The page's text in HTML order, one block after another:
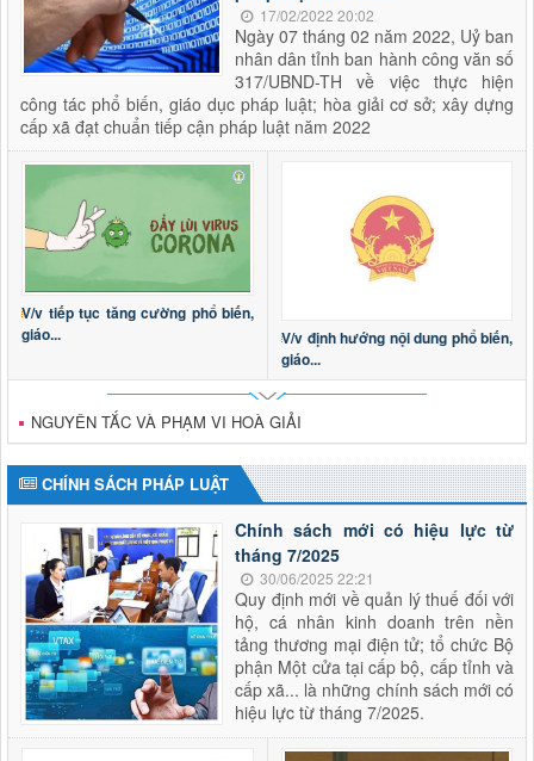
Thời gian đăng: 15/10/2025
lượt xem: 503 | lượt tải:284
17/02/2022 20:02
Ngày 07 tháng 02 năm 2022, Uỷ ban
nhân dân tỉnh ban hành công văn số
317/UBND-TH về việc thực hiện
công tác phổ biến, giáo dục pháp luật; hòa giải cơ sở; xây dựng
cấp xã đạt chuẩn tiếp cận pháp luật năm 2022
V/v tiếp tục tăng cường phổ biến,
giáo...
V/v định hướng nội dung phổ biến,
giáo...
NGUYÊN TẮC VÀ PHẠM VI HOÀ GIẢI
CHÍNH SÁCH PHÁP LUẬT
Chính sách mới có hiệu lực từ
tháng 7/2025
30/06/2025 22:21
Quy định mới về quản lý thuế đối với
hộ, cá nhân kinh doanh trên nền
tảng thương mại điện tử; tổ chức Bộ
phận Một cửa tại cấp bộ, cấp tỉnh và
cấp xã... là những chính sách mới có
hiệu lực từ tháng 7/2025.